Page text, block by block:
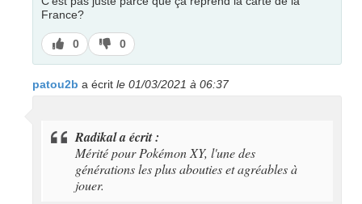
France?
J’aime
0
J’aime
pas
0
patou2b a écrit le 01/03/2021 à 06:37
Radikal a écrit :
Mérité pour Pokémon XY, l'une des
générations les plus abouties et agréables à
jouer.